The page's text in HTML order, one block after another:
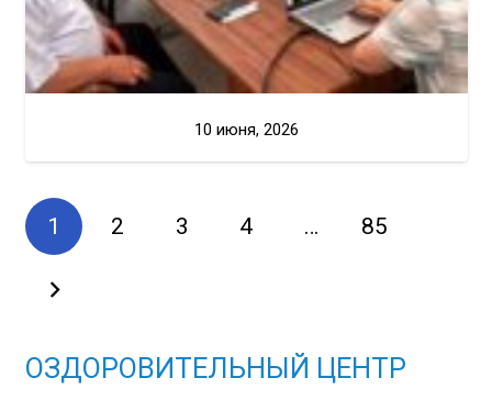
10 июня, 2026
1 2 3 4 … 85
ОЗДОРОВИТЕЛЬНЫЙ ЦЕНТР